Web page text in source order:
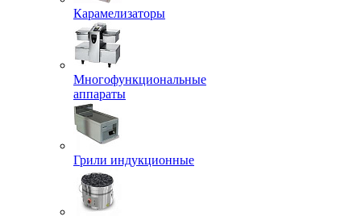
Карамелизаторы
Многофункциональные
аппараты
Грили индукционные